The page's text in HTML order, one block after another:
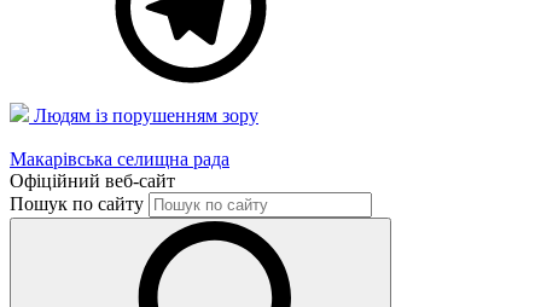
Людям із порушенням зору
Макарівська селищна рада
Офіційний веб-сайт
Пошук по сайту